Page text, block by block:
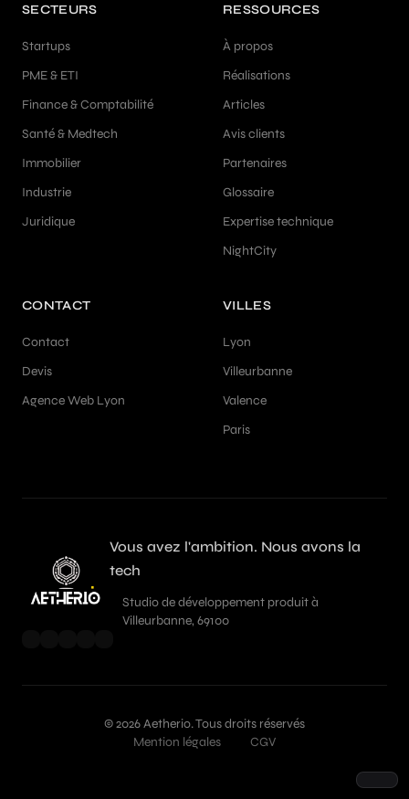
SECTEURS
Startups
PME & ETI
Finance & Comptabilité
Santé & Medtech
Immobilier
Industrie
Juridique
RESSOURCES
À propos
Réalisations
Articles
Avis clients
Partenaires
Glossaire
Expertise technique
NightCity
CONTACT
Contact
Devis
Agence Web Lyon
VILLES
Lyon
Villeurbanne
Valence
Paris
Vous avez l'ambition. Nous avons la
tech
Studio de développement produit à
Villeurbanne, 69100
© 2026 Aetherio. Tous droits réservés
Mention légales
CGV